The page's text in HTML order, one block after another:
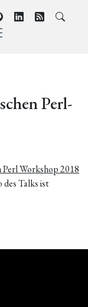
Perl-
Workshop 2018
des Talks ist